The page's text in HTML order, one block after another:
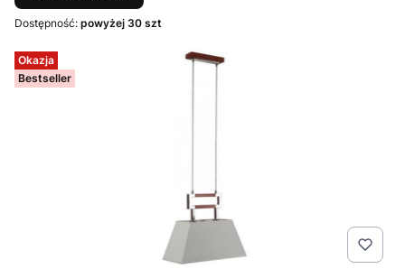
Dostępność: powyżej 30 szt
Okazja
Bestseller